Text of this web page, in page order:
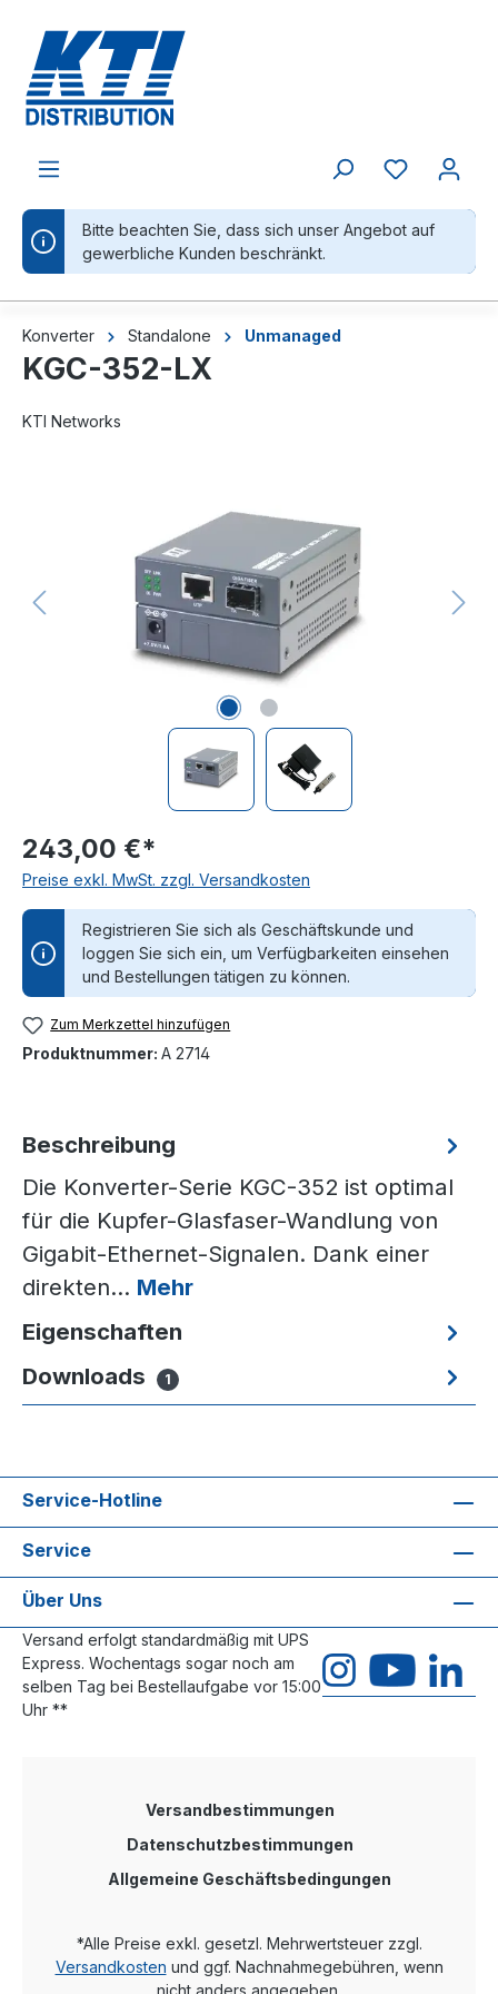
Bitte beachten Sie, dass sich unser Angebot auf
gewerbliche Kunden beschränkt.
Konverter Standalone Unmanaged
KGC-352-LX
KTI Networks
243,00 €*
Preise exkl. MwSt. zzgl. Versandkosten
Registrieren Sie sich als Geschäftskunde und
loggen Sie sich ein, um Verfügbarkeiten einsehen
und Bestellungen tätigen zu können.
Zum Merkzettel hinzufügen
Produktnummer: A 2714
Beschreibung
Die Konverter-Serie KGC-352 ist optimal
für die Kupfer-Glasfaser-Wandlung von
Gigabit-Ethernet-Signalen. Dank einer
direkten… Mehr
Eigenschaften
Downloads
1
Service-Hotline
Service
Über Uns
Versand erfolgt standardmäßig mit UPS
Express. Wochentags sogar noch am
selben Tag bei Bestellaufgabe vor 15:00
Uhr **
Versandbestimmungen
Datenschutzbestimmungen
Allgemeine Geschäftsbedingungen
*Alle Preise exkl. gesetzl. Mehrwertsteuer zzgl.
Versandkosten und ggf. Nachnahmegebühren, wenn